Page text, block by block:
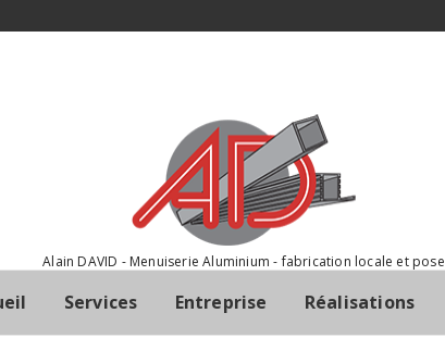
Alain DAVID - Menuiserie Aluminium - fabrication locale et pose
Services Entreprise Réalisations